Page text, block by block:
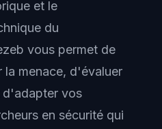
et le
du
vous permet de
la menace, d'évaluer
vos
en sécurité qui